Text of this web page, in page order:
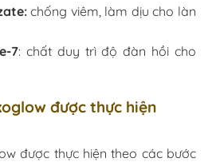
chống viêm, làm dịu cho làn
7: chất duy trì độ đàn hồi cho
được thực hiện
được thực hiện theo các bước